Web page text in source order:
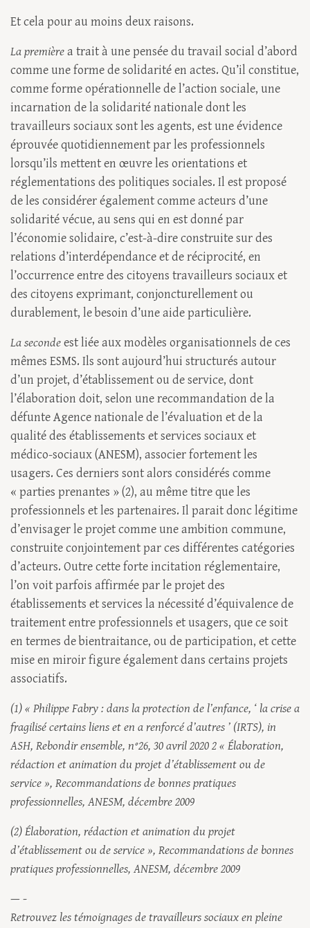
Et cela pour au moins deux raisons.
La premièrea trait à une pensée du travail social d’abord
comme une forme de solidarité en actes. Qu’il constitue,
comme forme opérationnelle de l’action sociale, une
incarnation de la solidarité nationale dont les
travailleurs sociaux sont les agents, est une évidence
éprouvée quotidiennement par les professionnels
lorsqu’ils mettent en œuvre les orientations et
réglementations des politiques sociales. Il est proposé
de les considérer également comme acteurs d’une
solidarité vécue, au sens qui en est donné par
l’économie solidaire, c’est-à-dire construite sur des
relations d’interdépendance et de réciprocité, en
l’occurrence entre des citoyens travailleurs sociaux et
des citoyens exprimant, conjoncturellement ou
durablement, le besoin d’une aide particulière.
La secondeest liée aux modèles organisationnels de ces
mêmes ESMS. Ils sont aujourd’hui structurés autour
d’un projet, d’établissement ou de service, dont
l’élaboration doit, selon une recommandation de la
défunte Agence nationale de l’évaluation et de la
qualité des établissements et services sociaux et
médico-sociaux (ANESM), associer fortement les
usagers. Ces derniers sont alors considérés comme
« parties prenantes » (2), au même titre que les
professionnels et les partenaires. Il parait donc légitime
d’envisager le projet comme une ambition commune,
construite conjointement par ces différentes catégories
d’acteurs. Outre cette forte incitation réglementaire,
l’on voit parfois affirmée par le projet des
établissements et services la nécessité d’équivalence de
traitement entre professionnels et usagers, que ce soit
en termes de bientraitance, ou de participation, et cette
mise en miroir figure également dans certains projets
associatifs.
(1) « Philippe Fabry : dans la protection de l’enfance, ‘ la crise a
fragilisé certains liens et en a renforcé d’autres ’ (IRTS), in
ASH, Rebondir ensemble, n°26, 30 avril 2020 2 « Élaboration,
rédaction et animation du projet d’établissement ou de
service », Recommandations de bonnes pratiques
professionnelles, ANESM, décembre 2009
(2) Élaboration, rédaction et animation du projet
d’établissement ou de service », Recommandations de bonnes
pratiques professionnelles, ANESM, décembre 2009
— -
Retrouvez les témoignages de travailleurs sociaux en pleine